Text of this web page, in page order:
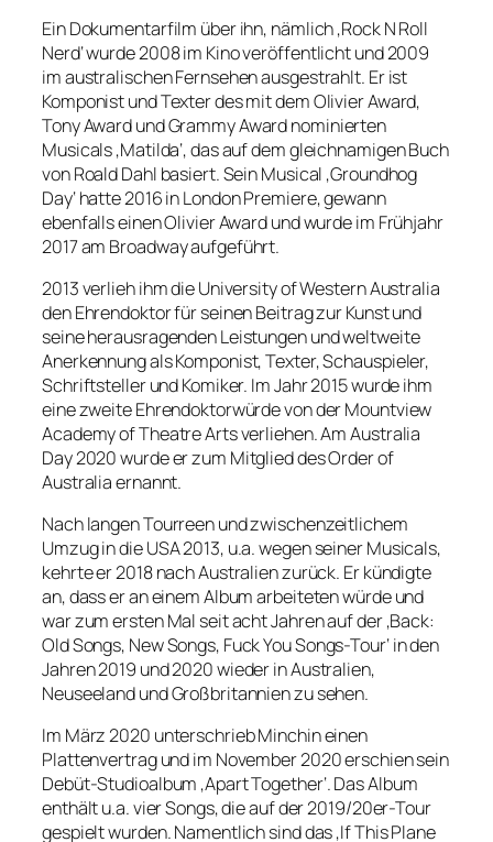
Ein Dokumentarfilm über ihn, nämlich ‚Rock N Roll
Nerd‘ wurde 2008 im Kino veröffentlicht und 2009
im australischen Fernsehen ausgestrahlt. Er ist
Komponist und Texter des mit dem Olivier Award,
Tony Award und Grammy Award nominierten
Musicals ‚Matilda‘, das auf dem gleichnamigen Buch
von Roald Dahl basiert. Sein Musical ‚Groundhog
Day‘ hatte 2016 in London Premiere, gewann
ebenfalls einen Olivier Award und wurde im Frühjahr
2017 am Broadway aufgeführt.
2013 verlieh ihm die University of Western Australia
den Ehrendoktor für seinen Beitrag zur Kunst und
seine herausragenden Leistungen und weltweite
Anerkennung als Komponist, Texter, Schauspieler,
Schriftsteller und Komiker. Im Jahr 2015 wurde ihm
eine zweite Ehrendoktorwürde von der Mountview
Academy of Theatre Arts verliehen. Am Australia
Day 2020 wurde er zum Mitglied des Order of
Australia ernannt.
Nach langen Tourreen und zwischenzeitlichem
Umzug in die USA 2013, u.a. wegen seiner Musicals,
kehrte er 2018 nach Australien zurück. Er kündigte
an, dass er an einem Album arbeiteten würde und
war zum ersten Mal seit acht Jahren auf der ‚Back:
Old Songs, New Songs, Fuck You Songs-Tour‘ in den
Jahren 2019 und 2020 wieder in Australien,
Neuseeland und Großbritannien zu sehen.
Im März 2020 unterschrieb Minchin einen
Plattenvertrag und im November 2020 erschien sein
Debüt-Studioalbum ‚Apart Together‘. Das Album
enthält u.a. vier Songs, die auf der 2019/20er-Tour
gespielt wurden. Namentlich sind das ‚If This Plane